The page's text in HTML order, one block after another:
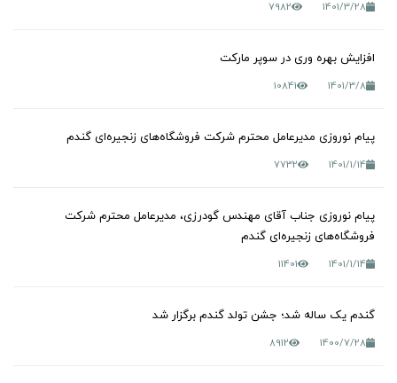
1401/3/28
7982
افزایش بهره وری در سوپر مارکت
1401/3/8
10841
پیام نوروزی مدیرعامل محترم شرکت فروشگاه‌های زنجیره‌ای گندم
1401/1/14
7732
پیام نوروزی جناب آقای مهندس گودرزی، مدیرعامل محترم شرکت
فروشگاه‌های زنجیره‌ای گندم
1401/1/14
11401
گندم یک ساله شد؛ جشن تولد گندم برگزار شد
1400/7/28
8912